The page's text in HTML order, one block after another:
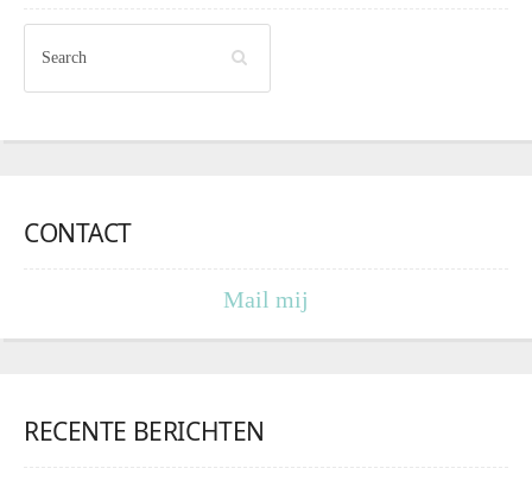
CONTACT
Mail mij
RECENTE BERICHTEN